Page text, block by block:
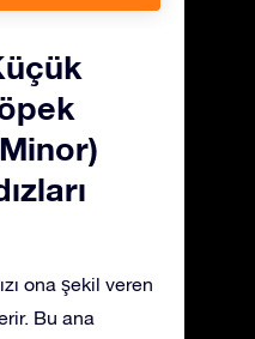
ona şekil veren
Bu ana